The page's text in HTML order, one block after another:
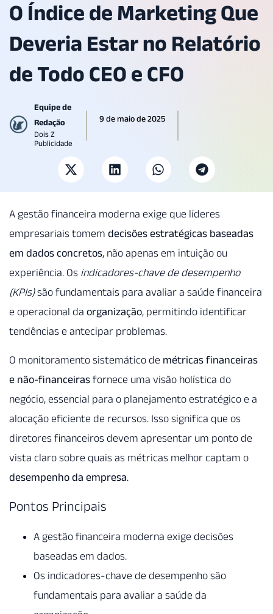
O Índice de Marketing Que
Deveria Estar no Relatório
de Todo CEO e CFO
Equipe de
Redação
Dois Z
Publicidade
9 de maio de 2025
A gestão financeira moderna exige que líderes
empresariais tomem decisões estratégicas baseadas
em dados concretos, não apenas em intuição ou
experiência. Os indicadores-chave de desempenho
(KPIs)são fundamentais para avaliar a saúde financeira
e operacional da organização, permitindo identificar
tendências e antecipar problemas.
O monitoramento sistemático de métricas financeiras
e não-financeiras fornece uma visão holística do
negócio, essencial para o planejamento estratégico e a
alocação eficiente de recursos. Isso significa que os
diretores financeiros devem apresentar um ponto de
vista claro sobre quais as métricas melhor captam o
desempenho da empresa.
Pontos Principais
A gestão financeira moderna exige decisões
baseadas em dados.
Os indicadores-chave de desempenho são
fundamentais para avaliar a saúde da